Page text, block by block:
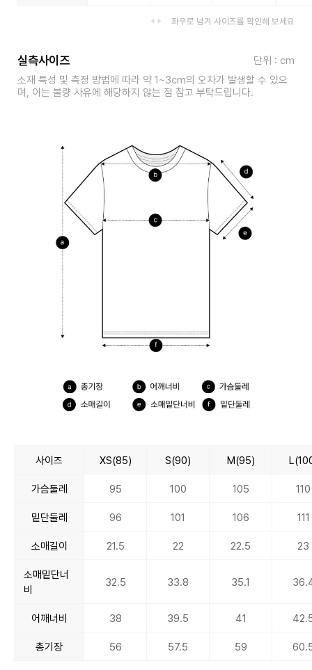
좌우로 넘겨 사이즈를 확인해 보세요
실측사이즈
단위 : cm
소재 특성 및 측정 방법에 따라 약 1~3cm의 오차가 발생할 수 있으
며, 이는 불량 사유에 해당하지 않는 점 참고 부탁드립니다.
사이즈 XS(85) S(90) M(95)
가슴둘레 95 100 105 110
밑단둘레 96 101 106 111
소매길이 21.5 22 22.5 23
소매밑단너
비
32.5 33.8 35.1
어깨너비 38 39.5 41
총기장 56 57.5 59